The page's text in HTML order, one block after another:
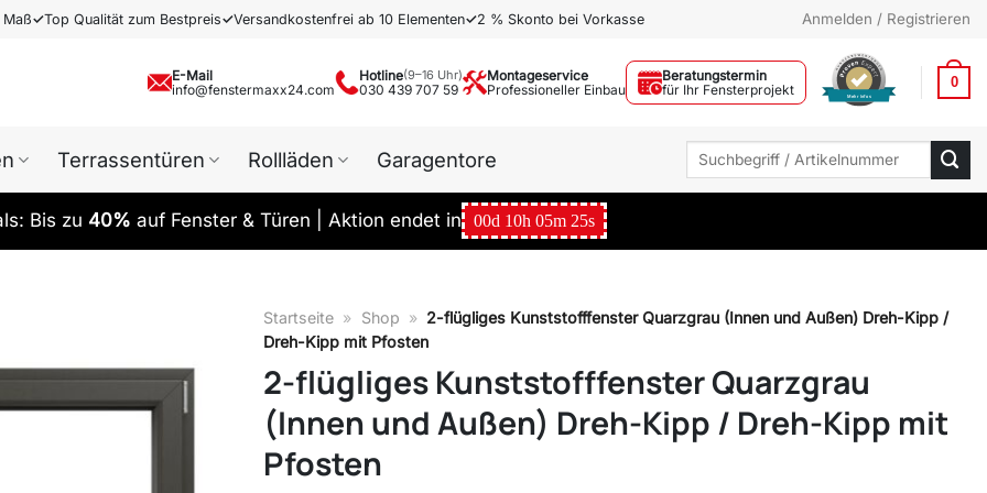
Maß✓Top Qualität zum Bestpreis✓Versandkostenfrei ab 10 Elementen✓2 % Skonto bei Vorkasse Anmelden / Registrieren
E-Mail
info@fenstermaxx24.com
Hotline(9–16 Uhr)
030 439 707 59
Montageservice
Professioneller Einbau
Beratungstermin
für Ihr Fensterprojekt
Mehr Infos
0
Terrassentüren Rollläden Garagentore
Suchen
Bis zu 40% auf Fenster & Türen | Aktion endet in 00d 10h 05m 24s
Startseite » Shop » 2-flügliges Kunststofffenster Quarzgrau (Innen und Außen) Dreh-Kipp /
Dreh-Kipp mit Pfosten
2-flügliges Kunststofffenster Quarzgrau
(Innen und Außen) Dreh-Kipp / Dreh-Kipp mit
Pfosten